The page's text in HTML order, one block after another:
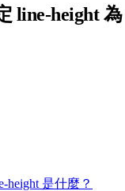
line-height 為
height 是什麼？